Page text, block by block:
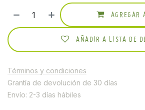
AGREGAR
AÑADIR A LISTA DE
Términos y condiciones
Grantía de devolución de 30 días
Envío: 2-3 días hábiles